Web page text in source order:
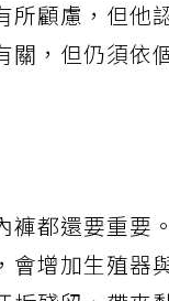
顧慮，但他
，但仍須依
褲都還要重要
增加生殖器